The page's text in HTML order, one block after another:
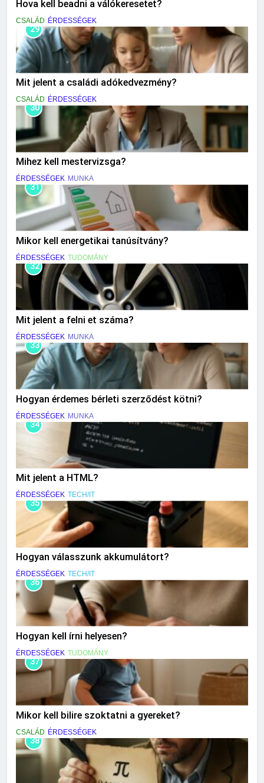
Hova kell beadni a válókeresetet?
CSALÁD ÉRDESSÉGEK
29
Mit jelent a családi adókedvezmény?
CSALÁD ÉRDESSÉGEK
30
Mihez kell mestervizsga?
ÉRDESSÉGEK MUNKA
31
Mikor kell energetikai tanúsítvány?
ÉRDESSÉGEK TUDOMÁNY
32
Mit jelent a felni et száma?
ÉRDESSÉGEK MUNKA
33
Hogyan érdemes bérleti szerződést kötni?
ÉRDESSÉGEK MUNKA
34
Mit jelent a HTML?
ÉRDESSÉGEK TECH/IT
35
Hogyan válasszunk akkumulátort?
ÉRDESSÉGEK TECH/IT
36
Hogyan kell írni helyesen?
ÉRDESSÉGEK TUDOMÁNY
37
Mikor kell bilire szoktatni a gyereket?
CSALÁD ÉRDESSÉGEK
38